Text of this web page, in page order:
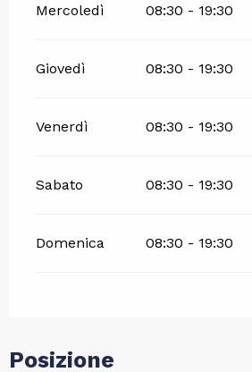
Mercoledì 08:30 - 19:30
Giovedì 08:30 - 19:30
Venerdì 08:30 - 19:30
Sabato 08:30 - 19:30
Domenica 08:30 - 19:30
Posizione